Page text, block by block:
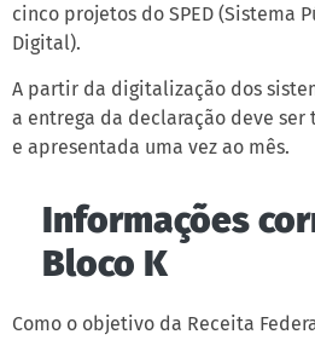
cinco projetos do SPED (Sistema
Digital).
A partir da digitalização dos
a entrega da declaração deve
e apresentada uma vez ao mês.
Informações
Bloco K
Como o objetivo da Receita